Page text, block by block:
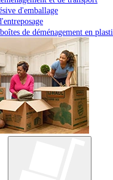
d'emballage
de déménagement en